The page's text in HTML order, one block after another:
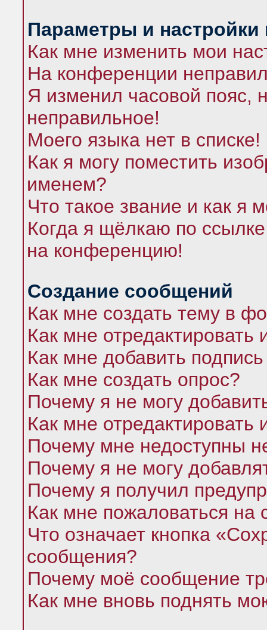
Параметры и настройки
Как мне изменить мои
На конференции
Я изменил часовой пояс,
неправильное!
Моего языка нет в списке!
Как я могу поместить
именем?
Что такое звание и как я
Когда я щёлкаю по
на конференцию!
Создание сообщений
Как мне создать тему в
Как мне
Как мне добавить
Как мне создать опрос?
Почему я не могу
Как мне отредактировать
Почему мне недоступны
Почему я не могу
Почему я получил
Как мне пожаловаться
Что означает кнопка
сообщения?
Почему моё сообщение
Как мне вновь поднять